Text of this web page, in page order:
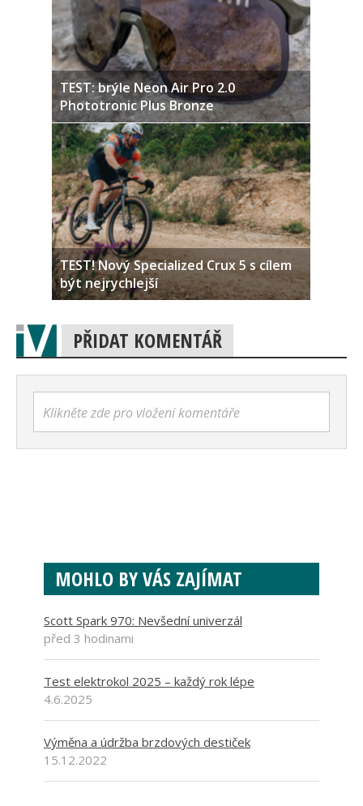
TEST: brýle Neon Air Pro 2.0
Phototronic Plus Bronze
TEST! Nový Specialized Crux 5 s cílem
být nejrychlejší
PŘIDAT KOMENTÁŘ
Klikněte zde pro vložení komentáře
MOHLO BY VÁS ZAJÍMAT
Scott Spark 970: Nevšední univerzál
před 3 hodinami
Test elektrokol 2025 – každý rok lépe
4.6.2025
Výměna a údržba brzdových destiček
15.12.2022